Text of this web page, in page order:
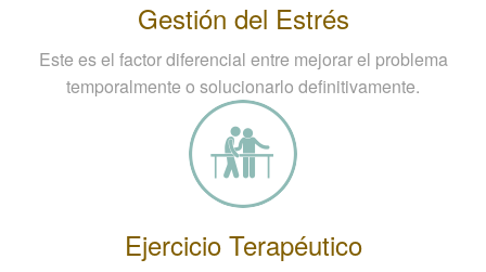
Gestión del Estrés
Este es el factor diferencial entre mejorar el problema
temporalmente o solucionarlo definitivamente.
Ejercicio Terapéutico